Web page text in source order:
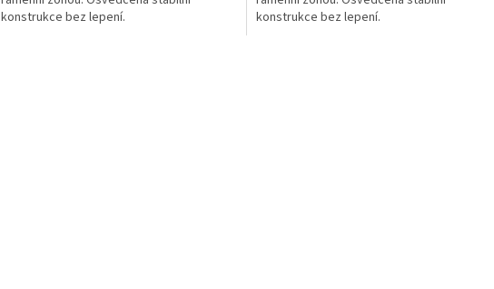
konstrukce bez lepení.
konstrukce bez lepení.